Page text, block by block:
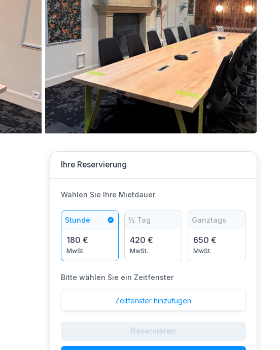
Ihre Reservierung
Wählen Sie Ihre Mietdauer
Stunde
180 €
MwSt.
½ Tag
420 €
MwSt.
Ganztags
650 €
MwSt.
Bitte wählen Sie ein Zeitfenster
Zeitfenster hinzufügen
Reservieren